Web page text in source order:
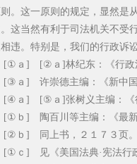
。这一原则的规定，显然是
这当然有利于司法机关不受
违。特别是，我们的行政诉
ａ] [②ａ]林纪东：《行政法
ａ] 许崇德主编：《新中国
ａ] [⑤ａ]张树义主编：《行
ｂ] 陶百川等主编：《最新
ｂ] 同上书，２１７３页
ｃ] 见《美国法典·宪法行政